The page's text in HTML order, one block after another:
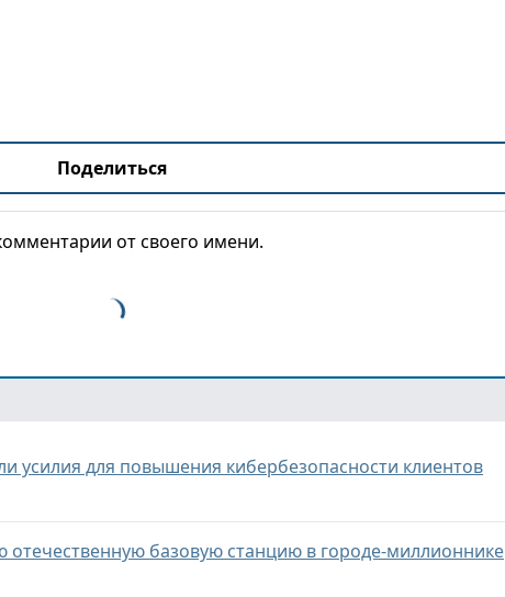
Поделиться
от своего имени.
для повышения кибербезопасности клиентов
отечественную базовую станцию в городе-миллионнике